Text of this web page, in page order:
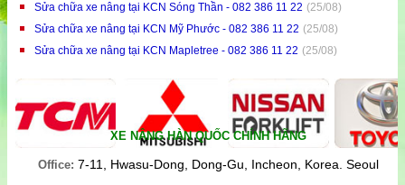
Sửa chữa xe nâng tại KCN Sóng Thần - 082 386 11 22 (25/08)
Sửa chữa xe nâng tại KCN Mỹ Phước - 082 386 11 22 (25/08)
Sửa chữa xe nâng tại KCN Mapletree - 082 386 11 22 (25/08)
XE NÂNG HÀN QUỐC CHÍNH HÃNG
Office: 7-11, Hwasu-Dong, Dong-Gu, Incheon, Korea. Seoul